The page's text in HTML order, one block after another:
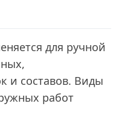
для ручной
и составов. Виды
работ